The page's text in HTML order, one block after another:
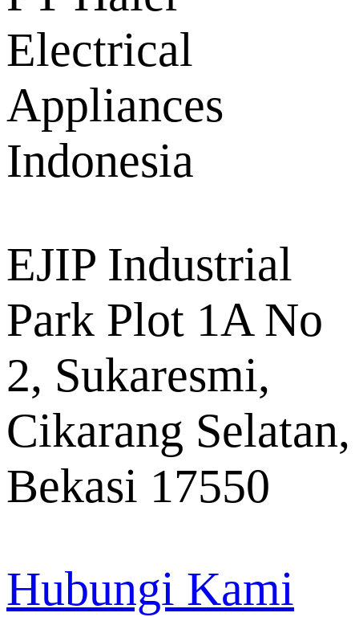
Electrical
Appliances
Indonesia
EJIP Industrial
Park Plot 1A No
2, Sukaresmi,
Cikarang Selatan,
Bekasi 17550
Hubungi Kami